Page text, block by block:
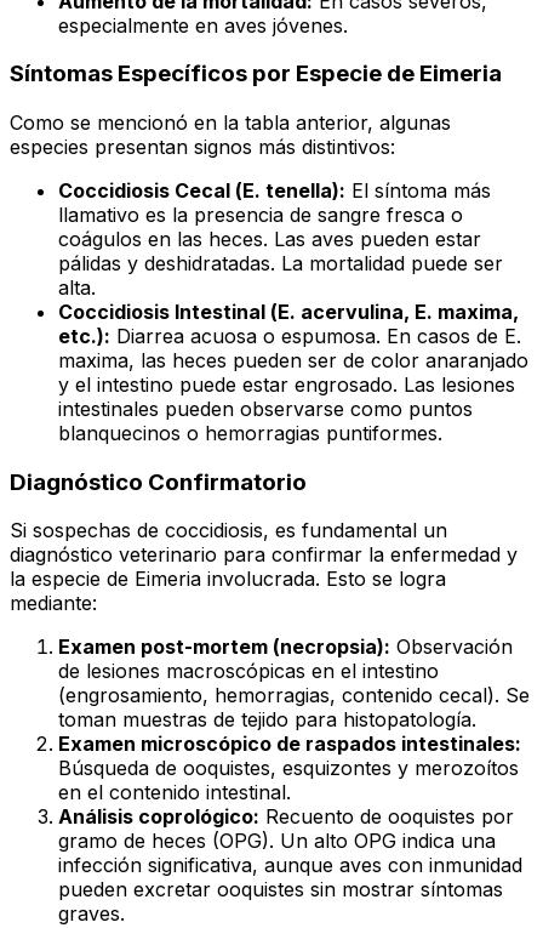
especialmente en aves jóvenes.
Síntomas Específicos por Especie de Eimeria
Como se mencionó en la tabla anterior, algunas
especies presentan signos más distintivos:
Coccidiosis Cecal (E. tenella): El síntoma más
llamativo es la presencia de sangre fresca o
coágulos en las heces. Las aves pueden estar
pálidas y deshidratadas. La mortalidad puede ser
alta.
Coccidiosis Intestinal (E. acervulina, E. maxima,
etc.): Diarrea acuosa o espumosa. En casos de E.
maxima, las heces pueden ser de color anaranjado
y el intestino puede estar engrosado. Las lesiones
intestinales pueden observarse como puntos
blanquecinos o hemorragias puntiformes.
Diagnóstico Confirmatorio
Si sospechas de coccidiosis, es fundamental un
diagnóstico veterinario para confirmar la enfermedad y
la especie de Eimeria involucrada. Esto se logra
mediante:
Examen post-mortem (necropsia): Observación
de lesiones macroscópicas en el intestino
(engrosamiento, hemorragias, contenido cecal). Se
toman muestras de tejido para histopatología.
Examen microscópico de raspados intestinales:
Búsqueda de ooquistes, esquizontes y merozoítos
en el contenido intestinal.
Análisis coprológico: Recuento de ooquistes por
gramo de heces (OPG). Un alto OPG indica una
infección significativa, aunque aves con inmunidad
pueden excretar ooquistes sin mostrar síntomas
graves.